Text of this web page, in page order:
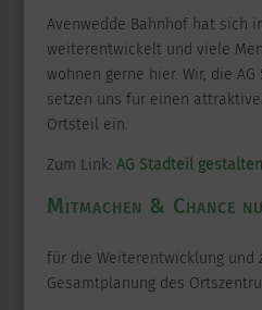
Avenwedde Bahnhof hat sich
weiterentwickelt und viele
wohnen gerne hier. Wir, die
setzen uns für einen
Ortsteil ein.
Zum Link: AG Stadteil
Mitmachen & Chance
für die Weiterentwicklung und
Gesamtplanung des